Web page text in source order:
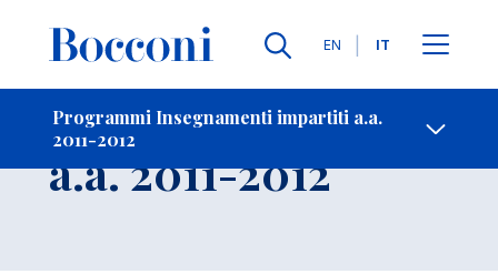
Lingue
EN IT
Programmi Insegnamenti impartiti a.a.
2011-2012
-
Insegnamento
a.a. 2011-2012